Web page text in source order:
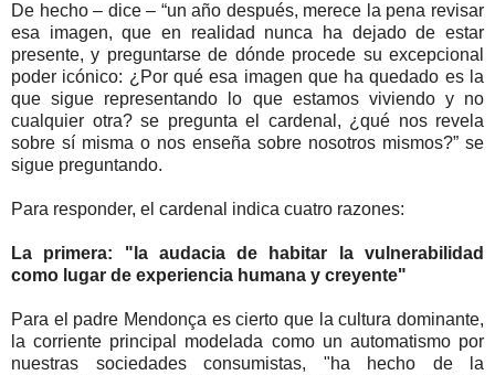
De hecho – dice – “un año después, merece la pena revisar
esa imagen, que en realidad nunca ha dejado de estar
presente, y preguntarse de dónde procede su excepcional
poder icónico: ¿Por qué esa imagen que ha quedado es la
que sigue representando lo que estamos viviendo y no
cualquier otra? se pregunta el cardenal, ¿qué nos revela
sobre sí misma o nos enseña sobre nosotros mismos?” se
sigue preguntando.
Para responder, el cardenal indica cuatro razones:
La primera: "la audacia de habitar la vulnerabilidad
como lugar de experiencia humana y creyente"
Para el padre Mendonça es cierto que la cultura dominante,
la corriente principal modelada como un automatismo por
nuestras sociedades consumistas, "ha hecho de la